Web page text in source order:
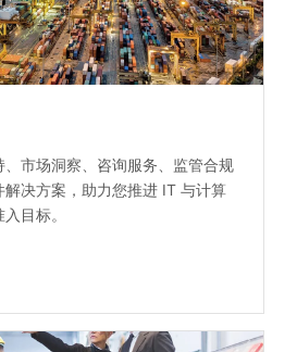
市场洞察、咨询服务、监管合规
决方案，助力您推进 IT 与计算
目标。